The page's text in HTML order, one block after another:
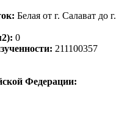
Белая от г. Салават до г.
0
211100357
Федерации: